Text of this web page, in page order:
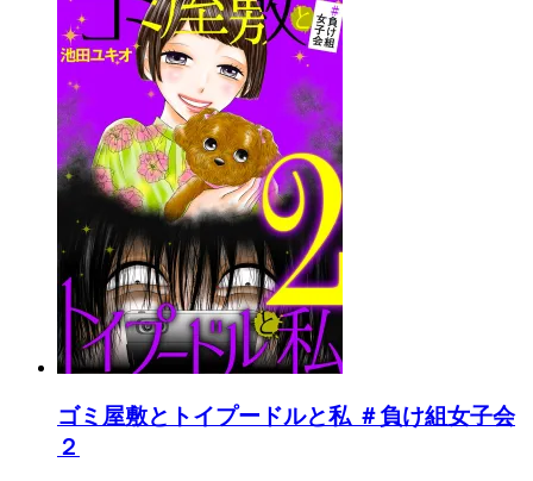
ゴミ屋敷とトイプードルと私 ＃負け組女子会
２